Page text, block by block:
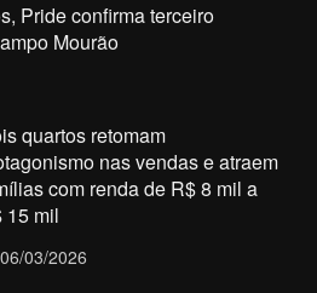
Pride confirma terceiro
Mourão
quartos retomam
nas vendas e atraem
com renda de R$ 8 mil a
15 mil
06/03/2026